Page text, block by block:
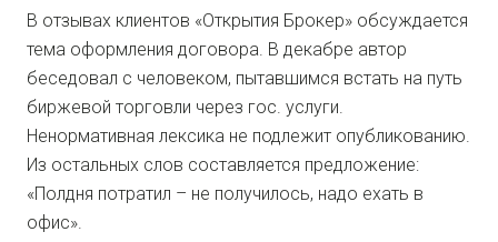
В отзывах клиентов «Открытия Брокер» обсуждается
тема оформления договора. В декабре автор
беседовал с человеком, пытавшимся встать на путь
биржевой торговли через гос. услуги.
Ненормативная лексика не подлежит опубликованию.
Из остальных слов составляется предложение:
«Полдня потратил – не получилось, надо ехать в
офис».